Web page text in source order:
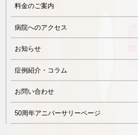
料金のご案内
病院へのアクセス
お知らせ
症例紹介・コラム
お問い合わせ
50周年アニバーサリーページ